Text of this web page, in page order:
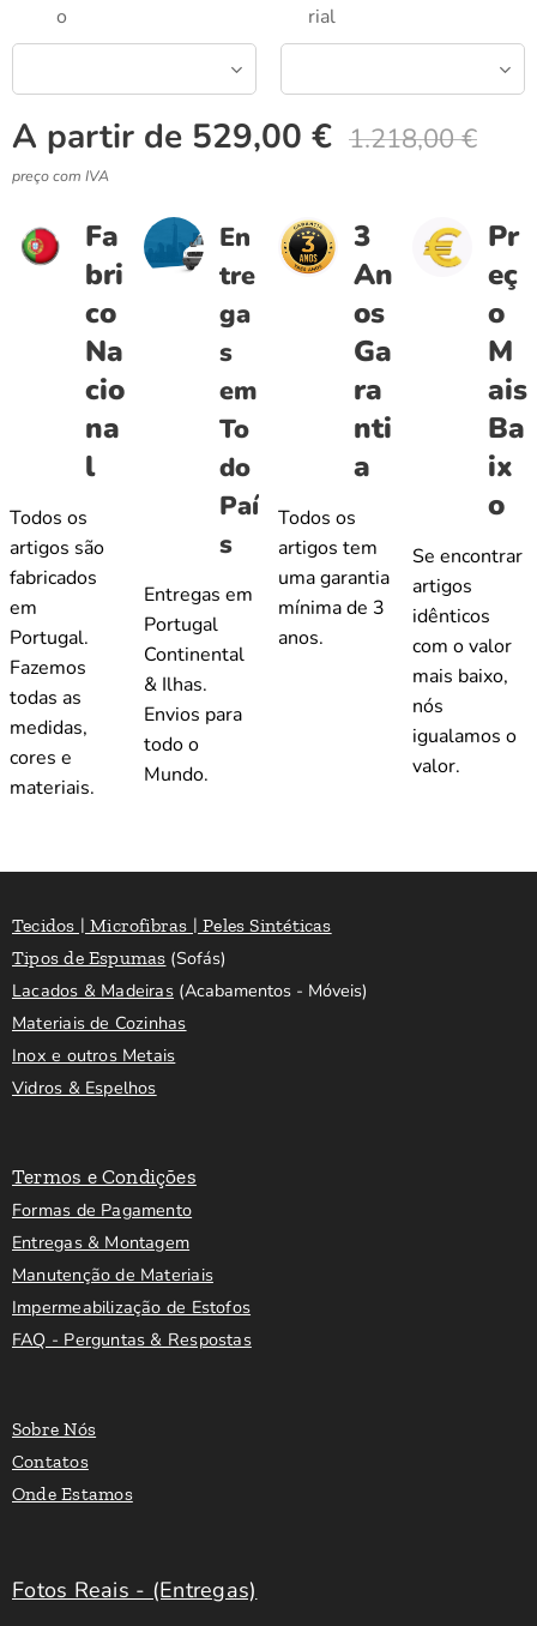
o
rial
A partir de 529,00 € 1.218,00€
preço com IVA
Fa
bri
co
Na
cio
na
l
Todos os
artigos são
fabricados
em
Portugal.
Fazemos
todas as
medidas,
cores e
materiais.
En
tre
ga
s
em
To
do
Paí
s
Entregas em
Portugal
Continental
& Ilhas.
Envios para
todo o
Mundo.
3
An
os
Ga
ra
nti
a
Todos os
artigos tem
uma garantia
mínima de 3
anos.
Pr
eç
o
M
ais
Ba
ix
o
Se encontrar
artigos
idênticos
com o valor
mais baixo,
nós
igualamos o
valor.
Tecidos | Microfibras | Peles Sintéticas
Tipos de Espumas (Sofás)
Lacados & Madeiras(Acabamentos - Móveis)
Materiais de Cozinhas
Inox e outros Metais
Vidros & Espelhos
Termos e Condições
Formas de Pagamento
Entregas & Montagem
Manutenção de Materiais
Impermeabilização de Estofos
FAQ - Perguntas & Respostas
Sobre Nós
Contatos
Onde Estamos
Fotos Reais - (Entregas)